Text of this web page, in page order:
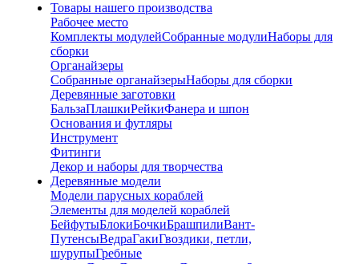
Товары нашего производства
Рабочее место
Комплекты модулейСобранные модулиНаборы для
сборки
Органайзеры
Собранные органайзерыНаборы для сборки
Деревянные заготовки
БальзаПлашкиРейкиФанера и шпон
Основания и футляры
Инструмент
Фитинги
Декор и наборы для творчества
Деревянные модели
Модели парусных кораблей
Элементы для моделей кораблей
БейфутыБлокиБочкиБрашпилиВант-
ПутенсыВедраГакиГвоздики, петли,
шурупыГребные